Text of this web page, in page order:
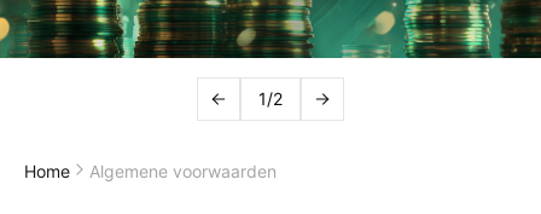
1/2
Home Algemene voorwaarden